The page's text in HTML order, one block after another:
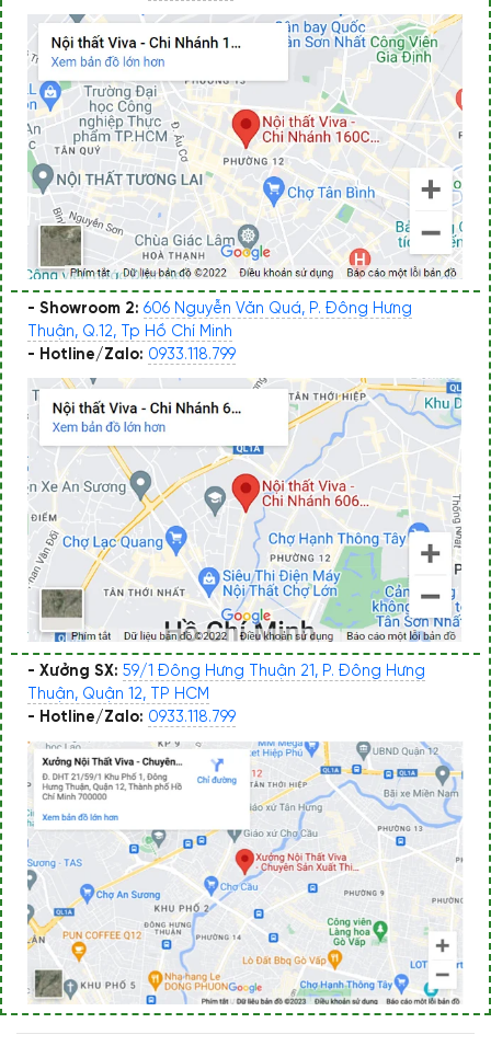
- Showroom 2: 606 Nguyễn Văn Quá, P. Đông Hưng
Thuận, Q.12, Tp Hồ Chí Minh
- Hotline/Zalo: 0933.118.799
- Xưởng SX: 59/1 Đông Hưng Thuận 21, P. Đông Hưng
Thuận, Quận 12, TP HCM
- Hotline/Zalo: 0933.118.799